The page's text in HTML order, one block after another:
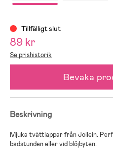
Tillfälligt slut
89 kr
Se prishistorik
Bevaka
Beskrivning
Mjuka tvättlappar från Jollein.
badstunden eller vid blöjbyten.